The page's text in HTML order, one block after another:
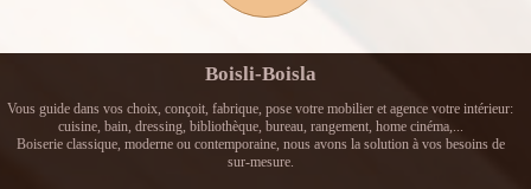
Boisli-Boisla
Vous guide dans vos choix, conçoit, fabrique, pose votre mobilier et agence votre intérieur:
cuisine, bain, dressing, bibliothèque, bureau, rangement, home cinéma,...
Boiserie classique, moderne ou contemporaine, nous avons la solution à vos besoins de
sur-mesure.